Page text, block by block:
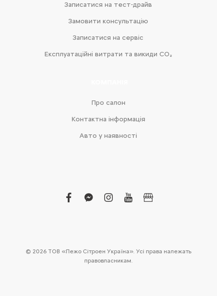
Записатися на тест-драйв
Замовити консультацію
Записатися на сервіс
Експлуатаційні витрати та викиди CO₂
Про салон
Контактна інформація
Авто у наявності
facebook
facebook-
instagram
youtubebusiness
© 2026 ТОВ «Пежо Сітроен Україна». Усі права належать
правовласникам.